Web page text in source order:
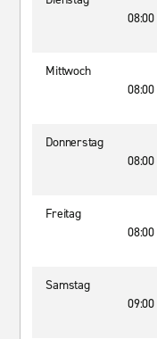
Mittwoch
Donnerstag
Freitag
Samstag